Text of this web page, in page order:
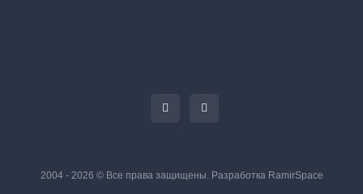
2004 - 2026 © Все права защищены. Разработка RamirSpace